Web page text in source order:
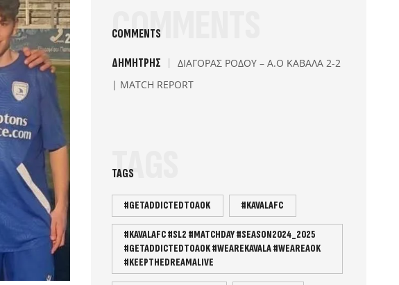
COMMENTS
COMMENTS
ΔΗΜΉΤΡΗΣ
ΔΙΑΓΟΡΑΣ ΡΟΔΟΥ – Α.Ο ΚΑΒΑΛΑ 2-2
| MATCH REPORT
TAGS
TAGS
#GETADDICTEDTOAOK #KAVALAFC
#KAVALAFC #SL2 #MATCHDAY #SEASON2024_2025
#GETADDICTEDTOAOK #WEAREKAVALA #WEAREAOK
#KEEPTHEDREAMALIVE